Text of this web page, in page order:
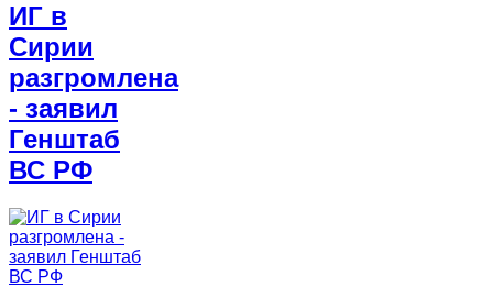
ИГ в
Сирии
разгромлена
- заявил
Генштаб
ВС РФ